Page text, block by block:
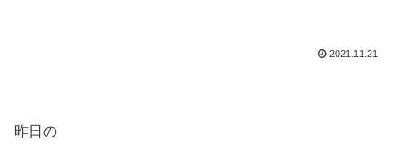
2021.11.21
昨日の